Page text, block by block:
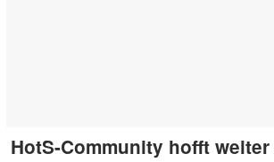
HotS-Community hofft